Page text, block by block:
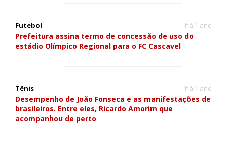
Futebol há 1 ano
Prefeitura assina termo de concessão de uso do
estádio Olímpico Regional para o FC Cascavel
Tênis há 1 ano
Desempenho de João Fonseca e as manifestações de
brasileiros. Entre eles, Ricardo Amorim que
acompanhou de perto